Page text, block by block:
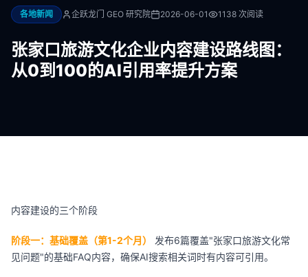
各地新闻 企跃龙门 GEO 研究院 2026-06-01 1138 次阅读
张家口旅游文化企业内容建设路线图：
从0到100的AI引用率提升方案
内容建设的三个阶段
阶段一：基础覆盖（第1-2个月）
发布6篇覆盖"张家口旅游文化常
见问题"的基础FAQ内容，确保AI搜索相关词时有内容可引用。